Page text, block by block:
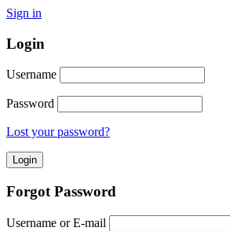
Sign in
Login
Username
Password
Lost your password?
Forgot Password
Username or E-mail